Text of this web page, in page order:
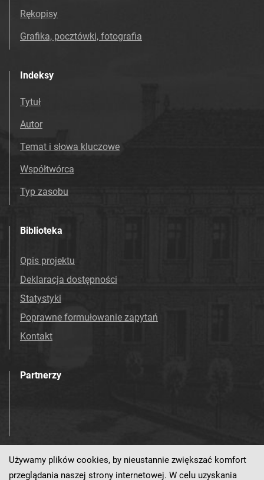
Rękopisy
Grafika, pocztówki, fotografia
Indeksy
Tytuł
Autor
Temat i słowa kluczowe
Współtwórca
Typ zasobu
Biblioteka
Opis projektu
Deklaracja dostępności
Statystyki
Poprawne formułowanie zapytań
Kontakt
Partnerzy
Odwiedź nas!
Używamy plików cookies, by nieustannie zwiększać komfort
przeglądania naszej strony internetowej. W celu uzyskania